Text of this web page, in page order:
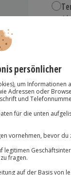
zzgl.